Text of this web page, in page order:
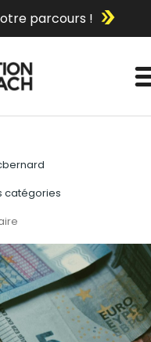
parcours !
catégories